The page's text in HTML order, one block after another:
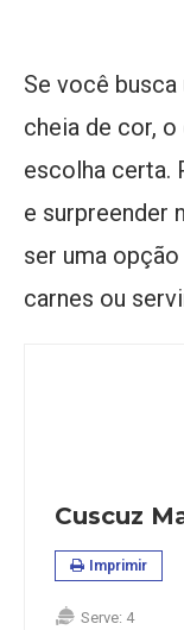
Se você
cheia de cor, o
escolha certa.
e surpreender
ser uma
carnes ou
Cuscuz
Imprimir
Serve: 4